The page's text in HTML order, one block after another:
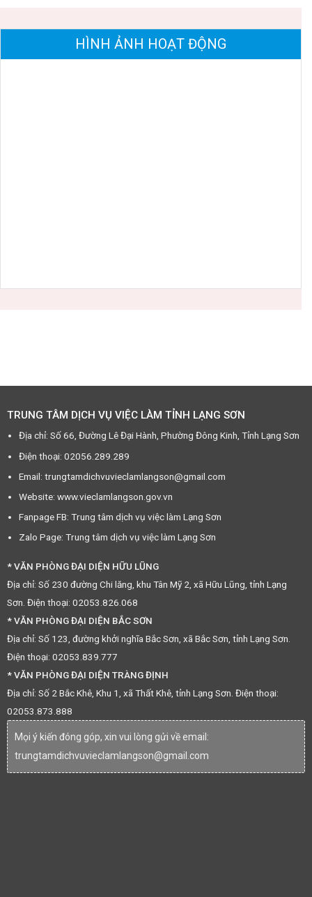
HÌNH ẢNH HOẠT ĐỘNG
TRUNG TÂM DỊCH VỤ VIỆC LÀM TỈNH LẠNG SƠN
Địa chỉ: Số 66, Đường Lê Đại Hành, Phường Đông Kinh, Tỉnh Lạng Sơn
Điện thoại: 02056.289.289
Email: trungtamdichvuvieclamlangson@gmail.com
Website: www.vieclamlangson.gov.vn
Fanpage FB: Trung tâm dịch vụ việc làm Lạng Sơn
Zalo Page: Trung tâm dịch vụ việc làm Lạng Sơn
* VĂN PHÒNG ĐẠI DIỆN HỮU LŨNG
Địa chỉ: Số 230 đường Chi lăng, khu Tân Mỹ 2, xã Hữu Lũng, tỉnh Lạng
Sơn. Điện thoại: 02053.826.068
* VĂN PHÒNG ĐẠI DIỆN BẮC SƠN
Địa chỉ: Số 123, đường khởi nghĩa Bắc Sơn, xã Bắc Sơn, tỉnh Lạng Sơn.
Điện thoại: 02053.839.777
* VĂN PHÒNG ĐẠI DIỆN TRÀNG ĐỊNH
Địa chỉ: Số 2 Bắc Khê, Khu 1, xã Thất Khê, tỉnh Lạng Sơn. Điện thoại:
02053.873.888
Mọi ý kiến đóng góp, xin vui lòng gửi về email:
trungtamdichvuvieclamlangson@gmail.com